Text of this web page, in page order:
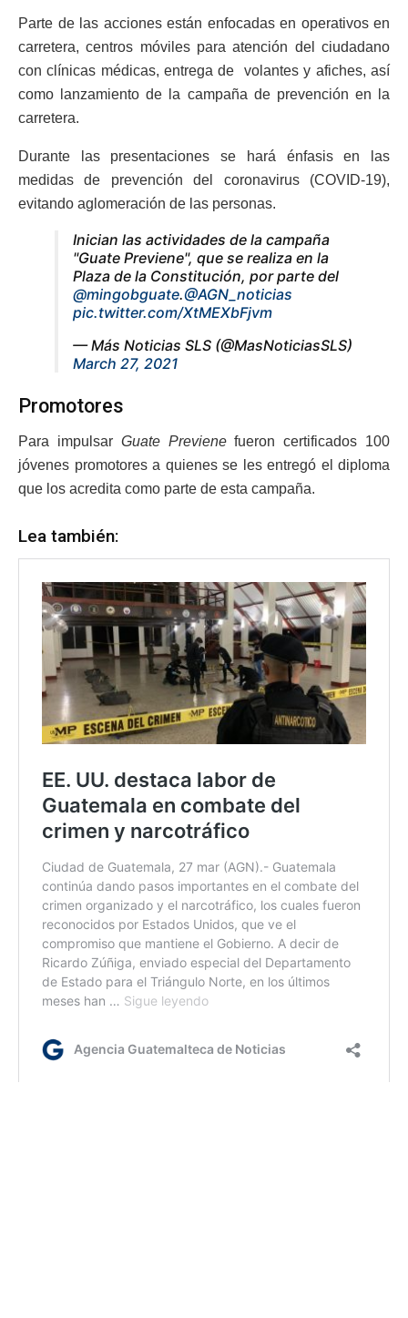
Parte de las acciones están enfocadas en operativos en
carretera, centros móviles para atención del ciudadano
con clínicas médicas, entrega de volantes y afiches, así
como lanzamiento de la campaña de prevención en la
carretera.
Durante las presentaciones se hará énfasis en las
medidas de prevención del coronavirus (COVID-19),
evitando aglomeración de las personas.
Inician las actividades de la campaña
"Guate Previene", que se realiza en la
Plaza de la Constitución, por parte del
@mingobguate.@AGN_noticias
pic.twitter.com/XtMEXbFjvm
— Más Noticias SLS (@MasNoticiasSLS)
March 27, 2021
Promotores
Para impulsar Guate Previenefueron certificados 100
jóvenes promotores a quienes se les entregó el diploma
que los acredita como parte de esta campaña.
Lea también: